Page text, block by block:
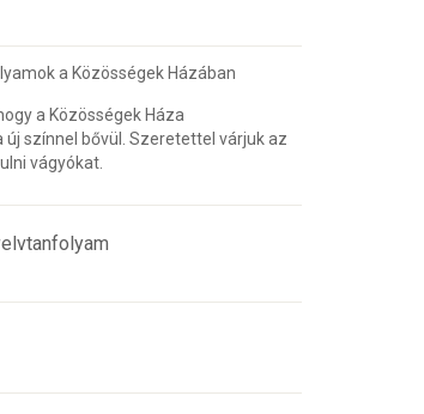
a Közösségek Házában
a Közösségek Háza
színnel bővül. Szeretettel várjuk az
vágyókat.